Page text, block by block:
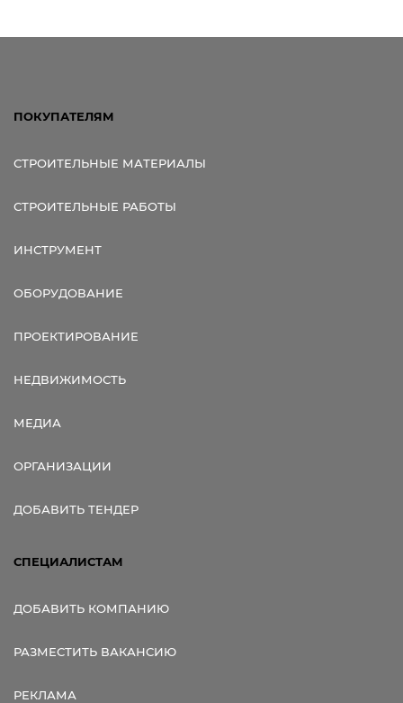
ПОКУПАТЕЛЯМ
СТРОИТЕЛЬНЫЕ МАТЕРИАЛЫ
СТРОИТЕЛЬНЫЕ РАБОТЫ
ИНСТРУМЕНТ
ОБОРУДОВАНИЕ
ПРОЕКТИРОВАНИЕ
НЕДВИЖИМОСТЬ
МЕДИА
ОРГАНИЗАЦИИ
ДОБАВИТЬ ТЕНДЕР
СПЕЦИАЛИСТАМ
ДОБАВИТЬ КОМПАНИЮ
РАЗМЕСТИТЬ ВАКАНСИЮ
РЕКЛАМА